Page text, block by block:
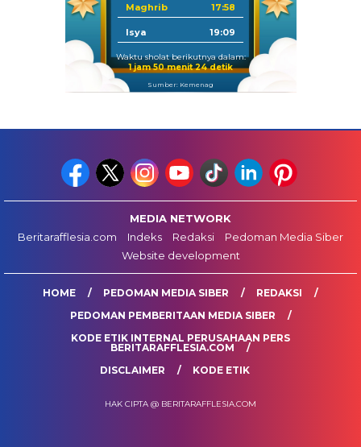
Maghrib 17:58
Isya 19:09
Waktu sholat berikutnya dalam:
1 jam 50 menit 24 detik
Sumber: Kemenag
MEDIA NETWORK
Beritarafflesia.com
Indeks Redaksi
Pedoman Media Siber
Website development
HOME PEDOMAN MEDIA SIBER
REDAKSI
PEDOMAN PEMBERITAAN MEDIA SIBER
KODE ETIK INTERNAL PERUSAHAAN PERS
BERITARAFFLESIA.COM
DISCLAIMER
KODE ETIK
HAK CIPTA @ BERITARAFFLESIA.COM